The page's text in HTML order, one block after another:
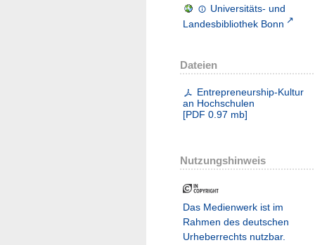
Universitäts- und
Landesbibliothek Bonn
Dateien
Entrepreneurship-Kultur
an Hochschulen
[PDF 0.97 mb]
Nutzungshinweis
Das Medienwerk ist im
Rahmen des deutschen
Urheberrechts nutzbar.